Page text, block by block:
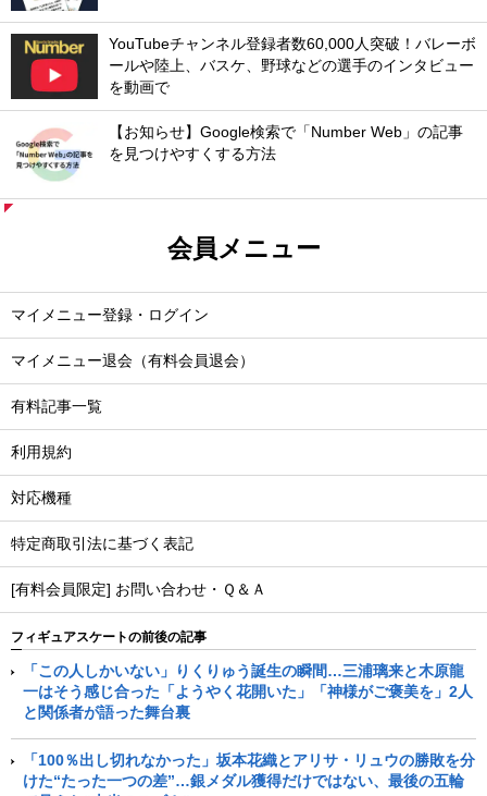
YouTubeチャンネル登録者数60,000人突破！バレーボ
ールや陸上、バスケ、野球などの選手のインタビュー
を動画で
【お知らせ】Google検索で「Number Web」の記事
を見つけやすくする方法
会員メニュー
マイメニュー登録・ログイン
マイメニュー退会（有料会員退会）
有料記事一覧
利用規約
対応機種
特定商取引法に基づく表記
[有料会員限定] お問い合わせ・Ｑ＆Ａ
フィギュアスケートの前後の記事
「この人しかいない」りくりゅう誕生の瞬間…三浦璃来と木原龍
一はそう感じ合った「ようやく花開いた」「神様がご褒美を」2人
と関係者が語った舞台裏
「100％出し切れなかった」坂本花織とアリサ・リュウの勝敗を分
けた“たった一つの差”…銀メダル獲得だけではない、最後の五輪